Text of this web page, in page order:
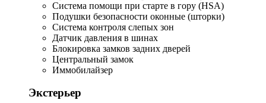
Система помощи при старте в гору (HSA)
Подушки безопасности оконные (шторки)
Система контроля слепых зон
Датчик давления в шинах
Блокировка замков задних дверей
Центральный замок
Иммобилайзер
Экстерьер